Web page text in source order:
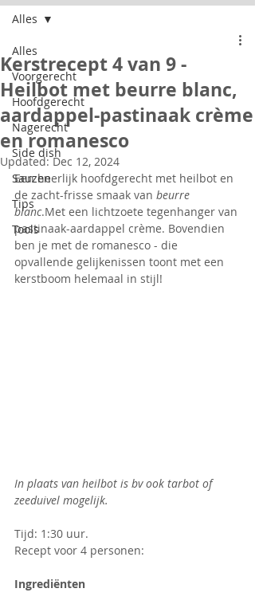
Alles
Voorgerecht
Hoofdgerecht
Nagerecht
Side dish
Sauzen
Tips
Tools
Alles
Kerstrecept 4 van 9 -
Heilbot met beurre blanc,
aardappel-pastinaak crème
en romanesco
Updated:Dec 12, 2024
Een heerlijk hoofdgerecht met heilbot en
de zacht-frisse smaak van beurre
blanc.Met een lichtzoete tegenhanger van
pastinaak-aardappel crème. Bovendien
ben je met de romanesco - die
opvallende gelijkenissen toont met een
kerstboom helemaal in stijl!
In plaats van heilbot is bv ook tarbot of
zeeduivel mogelijk.
Tijd: 1:30 uur.
Recept voor 4 personen:
Ingrediënten